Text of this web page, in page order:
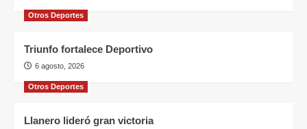
Otros Deportes
Triunfo fortalece Deportivo
6 agosto, 2026
Otros Deportes
Llanero lideró gran victoria